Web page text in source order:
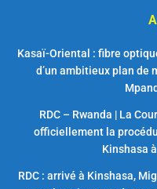
Kasaï-Oriental : fibre
d’un ambitieux plan de
RDC – Rwanda | La
officiellement la
Kinshasa
RDC : arrivé à Kinshasa,